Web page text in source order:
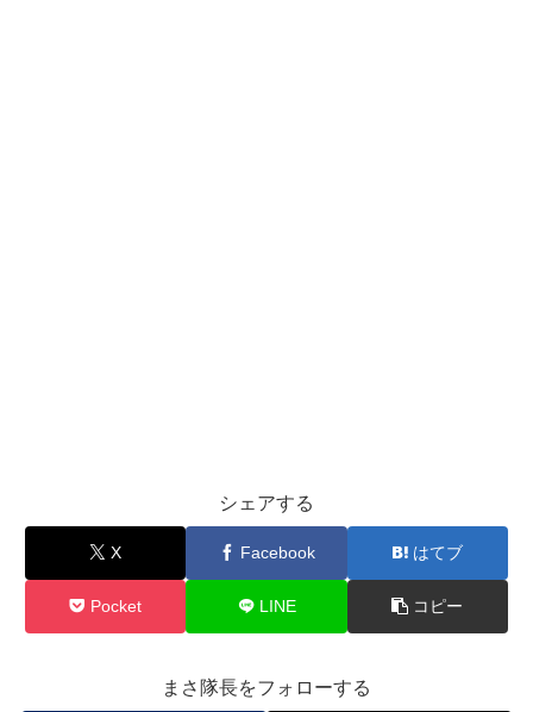
シェアする
X Facebook はてブ
Pocket LINE コピー
まさ隊長をフォローする